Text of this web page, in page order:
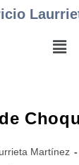
Martínez